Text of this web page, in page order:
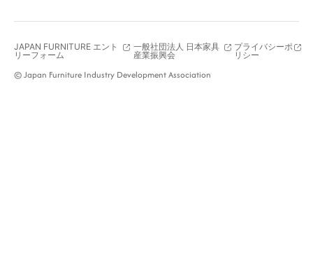
© Japan Furniture Industry Development Association
JAPAN FURNITURE エント
リーフォーム
一般社団法人 日本家具
産業振興会
プライバシーポ
リシー